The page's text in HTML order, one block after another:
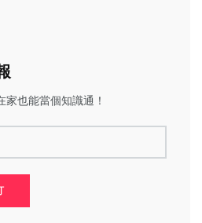
也能當個知識通！